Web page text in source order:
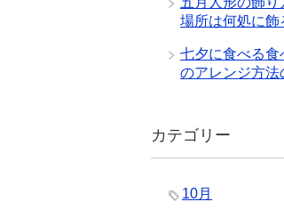
場所は何処に飾
七夕に食べる食
のアレンジ方法
カテゴリー
10月